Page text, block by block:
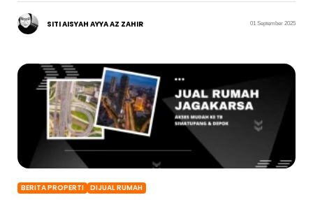
SITI AISYAH AYYA AZ ZAHIR 01 September 2025
BERITA PROPERTI DIJUAL RUMAH